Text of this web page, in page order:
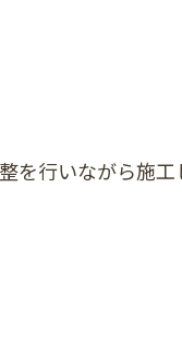
行いながら施工